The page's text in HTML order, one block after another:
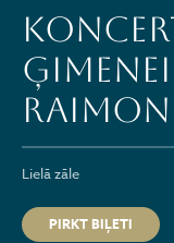
Lielā zāle
PIRKT BIĻETI